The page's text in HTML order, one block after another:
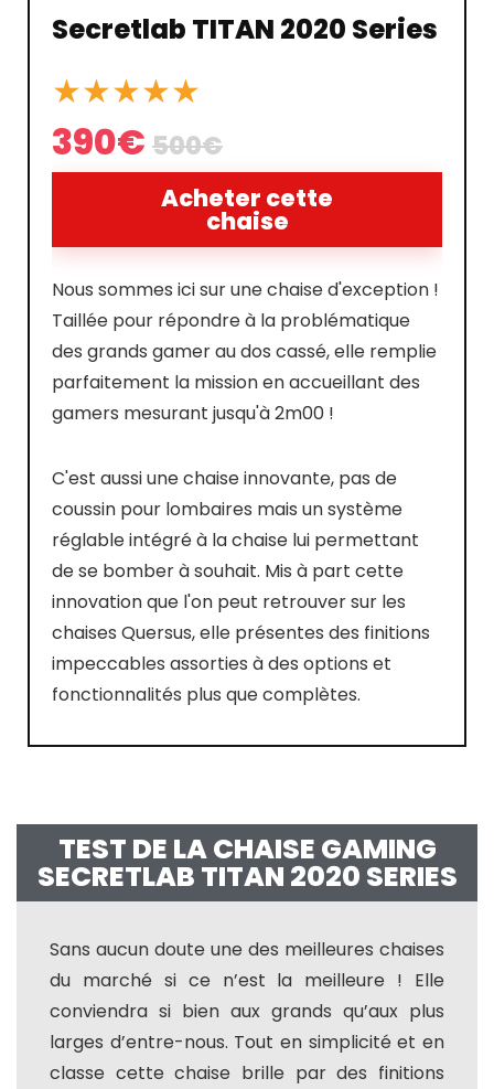
Secretlab TITAN 2020 Series
★★★★★
390€ 500€
Acheter cette
chaise
Nous sommes ici sur une chaise d'exception !
Taillée pour répondre à la problématique
des grands gamer au dos cassé, elle remplie
parfaitement la mission en accueillant des
gamers mesurant jusqu'à 2m00 !
C'est aussi une chaise innovante, pas de
coussin pour lombaires mais un système
réglable intégré à la chaise lui permettant
de se bomber à souhait. Mis à part cette
innovation que l'on peut retrouver sur les
chaises Quersus, elle présentes des finitions
impeccables assorties à des options et
fonctionnalités plus que complètes.
TEST DE LA CHAISE GAMING
SECRETLAB TITAN 2020 SERIES
Sans aucun doute une des meilleures chaises
du marché si ce n’est la meilleure ! Elle
conviendra si bien aux grands qu’aux plus
larges d’entre-nous. Tout en simplicité et en
classe cette chaise brille par des finitions